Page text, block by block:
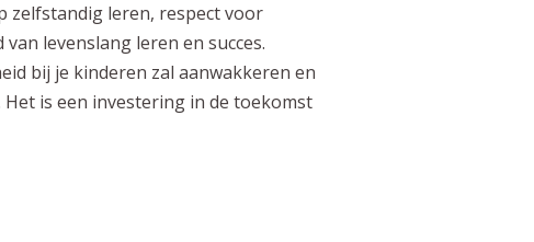
zelfstandig leren, respect voor
levenslang leren en succes.
bij je kinderen zal aanwakkeren en
is een investering in de toekomst